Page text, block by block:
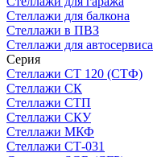
Стеллажи для балкона
Стеллажи в ПВЗ
Стеллажи для автосервиса
Серия
Стеллажи СТ 120 (СТФ)
Стеллажи СК
Стеллажи СТП
Стеллажи СКУ
Стеллажи МКФ
Стеллажи СТ-031